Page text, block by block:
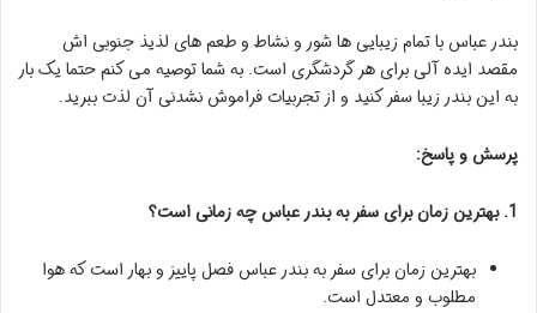
بندر عباس با تمام زیبایی ها شور و نشاط و طعم های لذیذ جنوبی اش
مقصد ایده آلی برای هر گردشگری است. به شما توصیه می کنم حتما یک بار
به این بندر زیبا سفر کنید و از تجربیات فراموش نشدنی آن لذت ببرید.
پرسش و پاسخ:
1. بهترین زمان برای سفر به بندر عباس چه زمانی است؟
بهترین زمان برای سفر به بندر عباس فصل پاییز و بهار است که هوا
مطلوب و معتدل است.